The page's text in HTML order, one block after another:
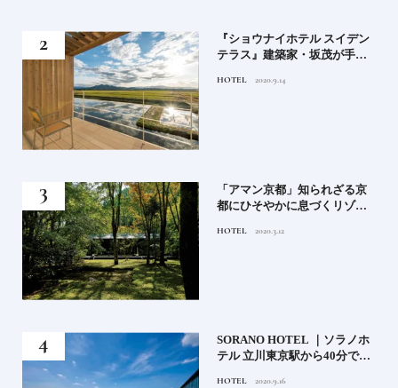
『ショウナイホテル スイデン
テラス』建築家・坂茂が手掛
シンボル
HOTEL 2020.9.14
「アマン京都」知られざる京
都にひそやかに息づくリゾー
HOTEL 2020.3.12
SORANO HOTEL ｜ソラノホ
テル 立川東京駅から40分で行
HOTEL 2020.9.16